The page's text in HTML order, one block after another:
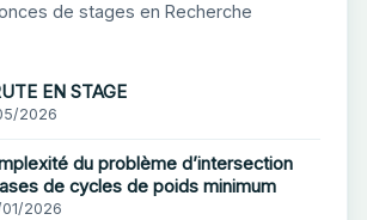
de stages en Recherche
EN STAGE
2026
du problème d’intersection
de cycles de poids minimum
01/2026